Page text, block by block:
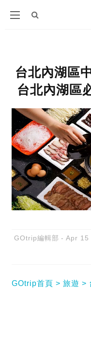
台北內湖區
台北內湖區
GOtrip編輯部 Apr 15
GOtrip首頁 旅遊